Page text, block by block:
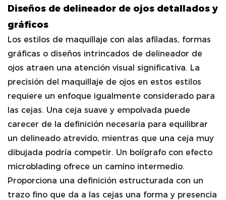
Diseños de delineador de ojos detallados y
gráficos
Los estilos de maquillaje con alas afiladas, formas
gráficas o diseños intrincados de delineador de
ojos atraen una atención visual significativa. La
precisión del maquillaje de ojos en estos estilos
requiere un enfoque igualmente considerado para
las cejas. Una ceja suave y empolvada puede
carecer de la definición necesaria para equilibrar
un delineado atrevido, mientras que una ceja muy
dibujada podría competir. Un bolígrafo con efecto
microblading ofrece un camino intermedio.
Proporciona una definición estructurada con un
trazo fino que da a las cejas una forma y presencia